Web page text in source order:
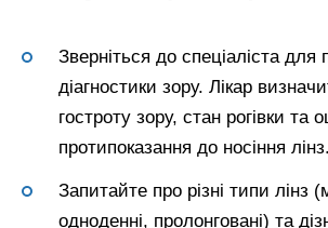
Зверніться до спеціаліста для
діагностики зору. Лікар
гостроту зору, стан рогівки та
протипоказання до носіння лінз.
Запитайте про різні типи лінз
одноденні, пролонговані) та